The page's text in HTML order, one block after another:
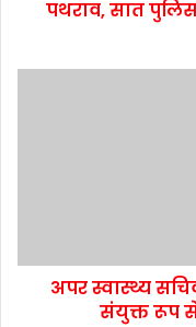
पथराव, सात
अपर स्वास्थ्य
संयुक्त रूप